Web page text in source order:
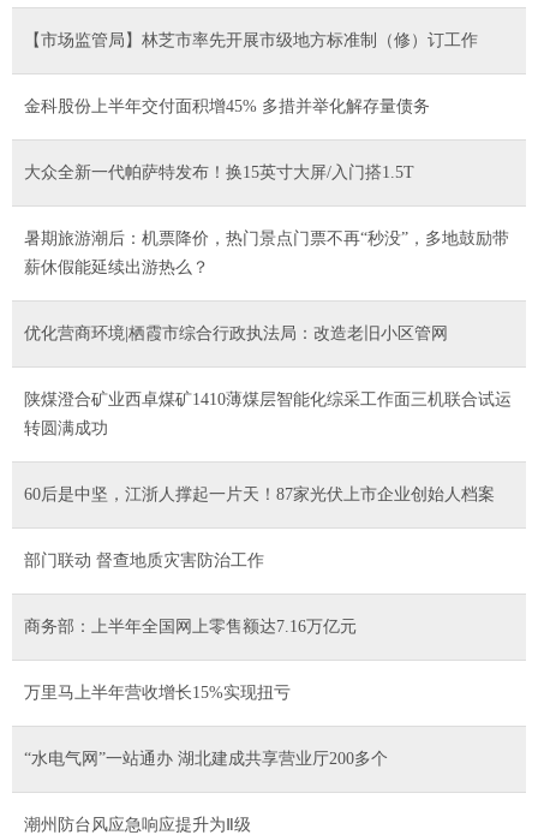
【市场监管局】林芝市率先开展市级地方标准制（修）订工作
金科股份上半年交付面积增45% 多措并举化解存量债务
大众全新一代帕萨特发布！换15英寸大屏/入门搭1.5T
暑期旅游潮后：机票降价，热门景点门票不再“秒没”，多地鼓励带
薪休假能延续出游热么？
优化营商环境|栖霞市综合行政执法局：改造老旧小区管网
陕煤澄合矿业西卓煤矿1410薄煤层智能化综采工作面三机联合试运
转圆满成功
60后是中坚，江浙人撑起一片天！87家光伏上市企业创始人档案
部门联动 督查地质灾害防治工作
商务部：上半年全国网上零售额达7.16万亿元
万里马上半年营收增长15%实现扭亏
“水电气网”一站通办 湖北建成共享营业厅200多个
潮州防台风应急响应提升为Ⅱ级